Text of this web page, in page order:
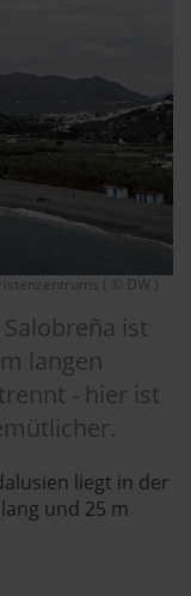
( © DW )
ist
langen
- hier ist
liegt in der
und 25 m